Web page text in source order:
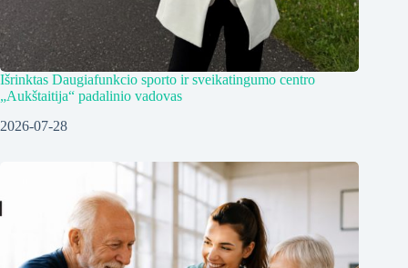
Išrinktas Daugiafunkcio sporto ir sveikatingumo centro
„Aukštaitija“ padalinio vadovas
2026-07-28